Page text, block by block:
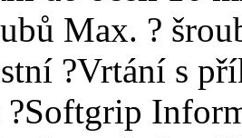
Max. ?
?Vrtání s